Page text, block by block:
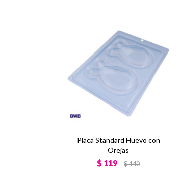
Placa Standard Huevo con
Orejas
$ 119 $140